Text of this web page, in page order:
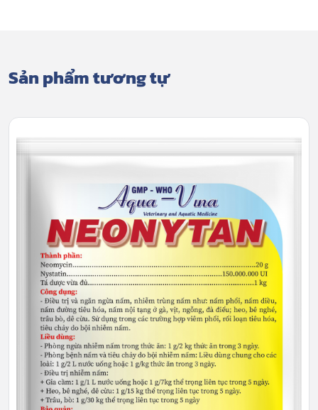
Sản phẩm tương tự